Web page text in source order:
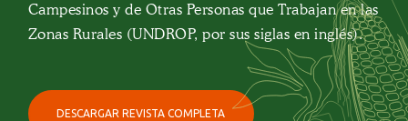
Campesinos y de Otras Personas que Trabajan en las
Zonas Rurales (UNDROP, por sus siglas en inglés).
DESCARGAR REVISTA COMPLETA